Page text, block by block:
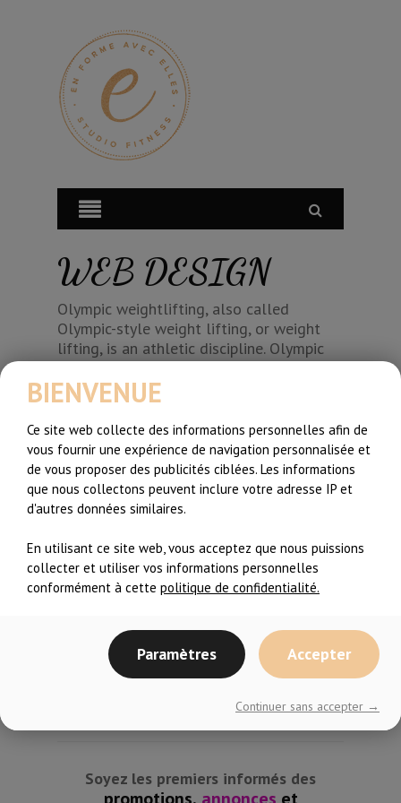
WEB DESIGN
Olympic weightlifting, also called
Olympic-style weight lifting, or weight
lifting, is an athletic discipline. Olympic
weightlifting, also called Olympic-style
weight lifting, or weight lifting, is an
athletic discipline
Partager l'article:
Articles Récents
longue pause…c’est difficile
De Zéro sportive à Coach de Fitness, il y a
Extrait de cours – Zumba Toning #2
Soyez les premiers informés des
BIENVENUE
Ce site web collecte des informations personnelles afin de
vous fournir une expérience de navigation personnalisée et
de vous proposer des publicités ciblées. Les informations
que nous collectons peuvent inclure votre adresse IP et
d'autres données similaires.
En utilisant ce site web, vous acceptez que nous puissions
collecter et utiliser vos informations personnelles
conformément à cette politique de confidentialité.
Paramètres Accepter
Continuer sans accepter →